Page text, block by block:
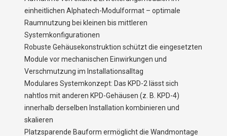
einheitlichen Alphatech-Modulformat – optimale
Raumnutzung bei kleinen bis mittleren
Systemkonfigurationen
Robuste Gehäusekonstruktion schützt die eingesetzten
Module vor mechanischen Einwirkungen und
Verschmutzung im Installationsalltag
Modulares Systemkonzept: Das KPD-2 lässt sich
nahtlos mit anderen KPD-Gehäusen (z. B. KPD-4)
innerhalb derselben Installation kombinieren und
skalieren
Platzsparende Bauform ermöglicht die Wandmontage